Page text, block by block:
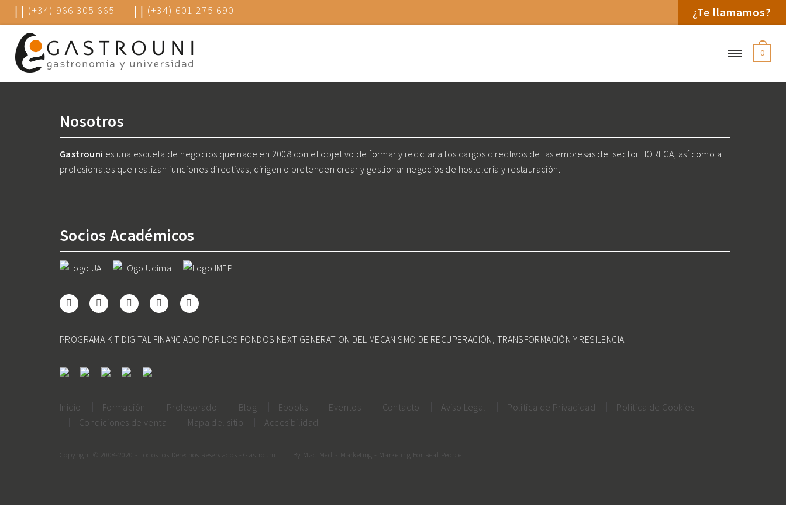
(+34) 966 305 665 (+34) 601 275 690 ¿Te llamamos?
0
Nosotros
Gastrouni es una escuela de negocios que nace en 2008 con el objetivo de formar y reciclar a los cargos directivos de las empresas del sector HORECA, así como a
profesionales que realizan funciones directivas, dirigen o pretenden crear y gestionar negocios de hostelería y restauración.
Socios Académicos
PROGRAMA KIT DIGITAL FINANCIADO POR LOS FONDOS NEXT GENERATION DEL MECANISMO DE RECUPERACIÓN, TRANSFORMACIÓN Y RESILENCIA
Inicio Formación Profesorado Blog Ebooks Eventos Contacto Aviso Legal Política de Privacidad
Política de Cookies
Condiciones de venta
Mapa del sitio Accesibilidad
Copyright © 2008-2020 - Todos los Derechos Reservados - Gastrouni By Mad Media Marketing - Marketing For Real People